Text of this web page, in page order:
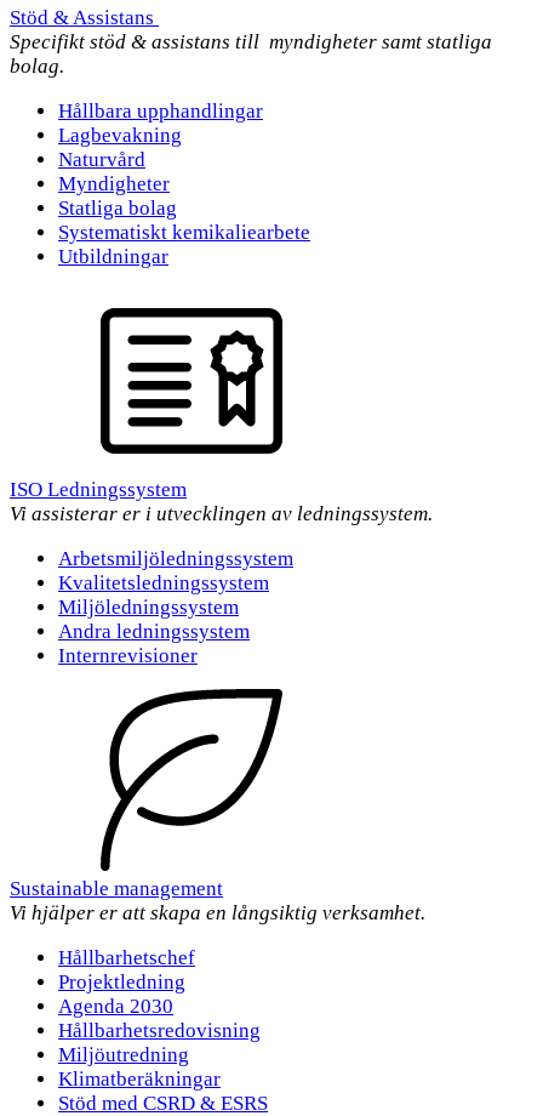
Stöd & Assistans
Specifikt stöd & assistans till myndigheter samt statliga
bolag.
Hållbara upphandlingar
Lagbevakning
Naturvård
Myndigheter
Statliga bolag
Systematiskt kemikaliearbete
Utbildningar
ISO Ledningssystem
Vi assisterar er i utvecklingen av ledningssystem.
Arbetsmiljöledningssystem
Kvalitetsledningssystem
Miljöledningssystem
Andra ledningssystem
Internrevisioner
Sustainable management
Vi hjälper er att skapa en långsiktig verksamhet.
Hållbarhetschef
Projektledning
Agenda 2030
Hållbarhetsredovisning
Miljöutredning
Klimatberäkningar
Stöd med CSRD & ESRS